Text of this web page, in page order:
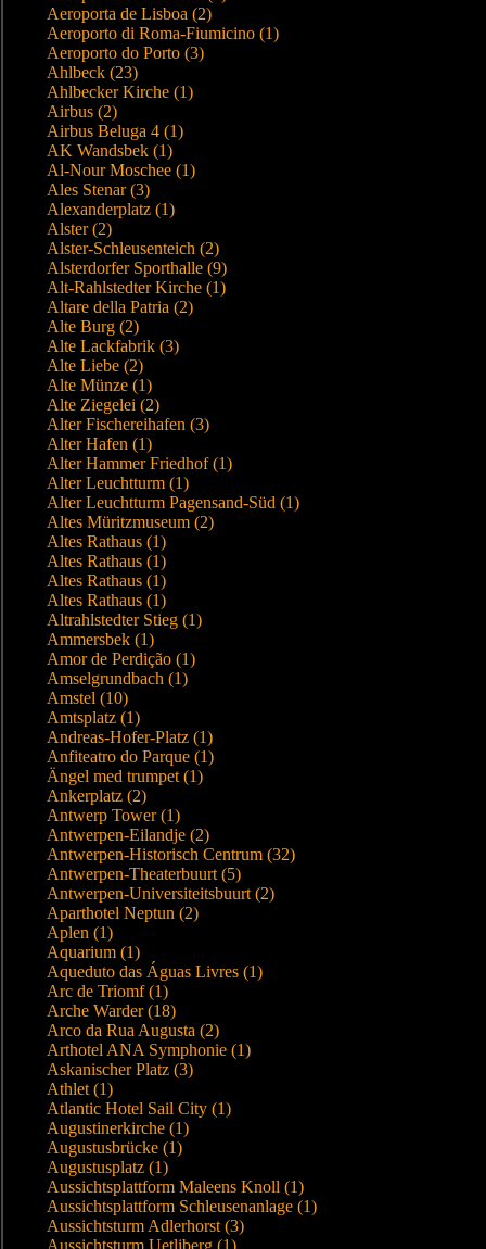
Aeroporta de Lisboa (2)
Aeroporto di Roma-Fiumicino (1)
Aeroporto do Porto (3)
Ahlbeck (23)
Ahlbecker Kirche (1)
Airbus (2)
Airbus Beluga 4 (1)
AK Wandsbek (1)
Al-Nour Moschee (1)
Ales Stenar (3)
Alexanderplatz (1)
Alster (2)
Alster-Schleusenteich (2)
Alsterdorfer Sporthalle (9)
Alt-Rahlstedter Kirche (1)
Altare della Patria (2)
Alte Burg (2)
Alte Lackfabrik (3)
Alte Liebe (2)
Alte Münze (1)
Alte Ziegelei (2)
Alter Fischereihafen (3)
Alter Hafen (1)
Alter Hammer Friedhof (1)
Alter Leuchtturm (1)
Alter Leuchtturm Pagensand-Süd (1)
Altes Müritzmuseum (2)
Altes Rathaus (1)
Altes Rathaus (1)
Altes Rathaus (1)
Altes Rathaus (1)
Altrahlstedter Stieg (1)
Ammersbek (1)
Amor de Perdição (1)
Amselgrundbach (1)
Amstel (10)
Amtsplatz (1)
Andreas-Hofer-Platz (1)
Anfiteatro do Parque (1)
Ängel med trumpet (1)
Ankerplatz (2)
Antwerp Tower (1)
Antwerpen-Eilandje (2)
Antwerpen-Historisch Centrum (32)
Antwerpen-Theaterbuurt (5)
Antwerpen-Universiteitsbuurt (2)
Aparthotel Neptun (2)
Aplen (1)
Aquarium (1)
Aqueduto das Águas Livres (1)
Arc de Triomf (1)
Arche Warder (18)
Arco da Rua Augusta (2)
Arthotel ANA Symphonie (1)
Askanischer Platz (3)
Athlet (1)
Atlantic Hotel Sail City (1)
Augustinerkirche (1)
Augustusbrücke (1)
Augustusplatz (1)
Aussichtsplattform Maleens Knoll (1)
Aussichtsplattform Schleusenanlage (1)
Aussichtsturm Adlerhorst (3)
Aussichtsturm Uetliberg (1)